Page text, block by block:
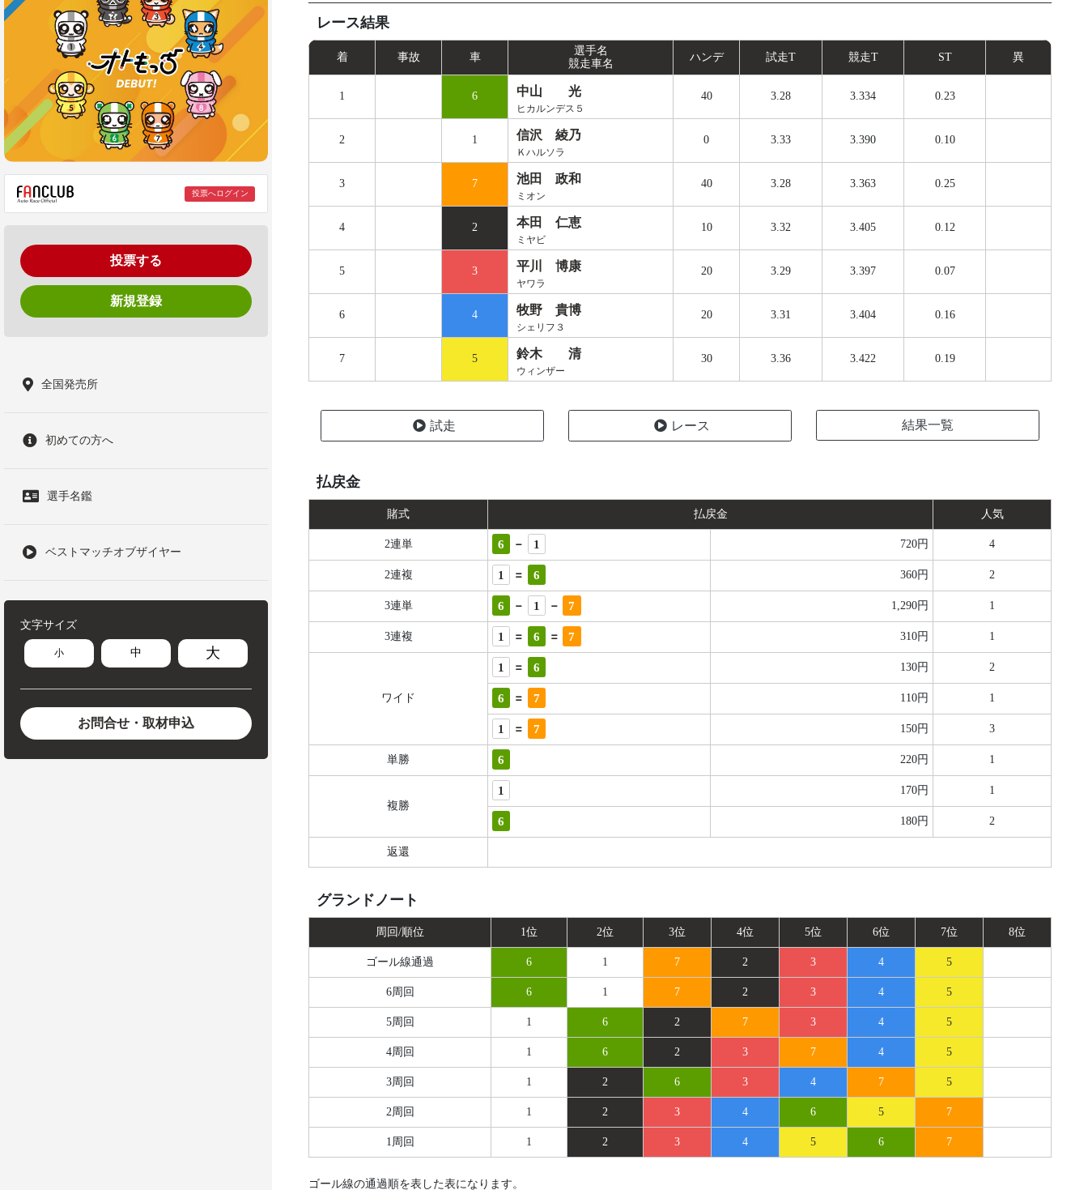
投票へログイン
投票する
新規登録
全国発売所
初めての方へ
選手名鑑
ベストマッチオブザイヤー
文字サイズ
小 中 大
お問合せ・取材申込
レース結果
着 事故 車
選手名
競走車名
ハンデ 試走T 競走T ST 異
1 6 中山 光
ヒカルンデス５
40 3.28 3.334 0.23
2 1 信沢 綾乃
Ｋハルソラ
0 3.33 3.390 0.10
3 7 池田 政和
ミオン
40 3.28 3.363 0.25
4 2 本田 仁恵
ミヤビ
10 3.32 3.405 0.12
5 3 平川 博康
ヤワラ
20 3.29 3.397 0.07
6 4 牧野 貴博
シェリフ３
20 3.31 3.404 0.16
7 5 鈴木 清
ウィンザー
30 3.36 3.422 0.19
試走 レース 結果一覧
払戻金
賭式 払戻金 人気
2連単 6 - 1 720円 4
2連複 1 = 6 360円 2
3連単 6 - 1 - 7 1,290円 1
3連複 1 = 6 = 7 310円 1
ワイド
1 = 6 130円 2
6 = 7 110円 1
1 = 7 150円 3
単勝 6 220円 1
複勝
1 170円 1
6 180円 2
返還
グランドノート
周回/順位 1位 2位 3位 4位 5位 6位 7位 8位
ゴール線通過 6 1 7 2 3 4 5
6周回 6 1 7 2 3 4 5
5周回 1 6 2 7 3 4 5
4周回 1 6 2 3 7 4 5
3周回 1 2 6 3 4 7 5
2周回 1 2 3 4 6 5 7
1周回 1 2 3 4 5 6 7
ゴール線の通過順を表した表になります。